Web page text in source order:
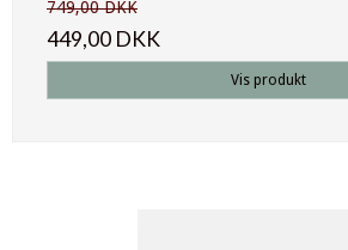
749,00 DKK
449,00 DKK
Vis produkt